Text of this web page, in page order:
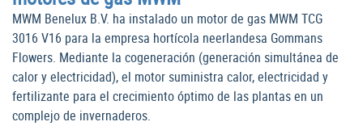
MWM Benelux B.V. ha instalado un motor de gas MWM TCG
3016 V16 para la empresa hortícola neerlandesa Gommans
Flowers. Mediante la cogeneración (generación simultánea de
calor y electricidad), el motor suministra calor, electricidad y
fertilizante para el crecimiento óptimo de las plantas en un
complejo de invernaderos.